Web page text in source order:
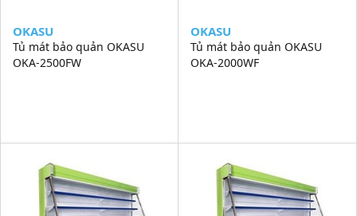
OKASU
Tủ mát bảo quản OKASU
OKA-2500FW
OKASU
Tủ mát bảo quản OKASU
OKA-2000WF